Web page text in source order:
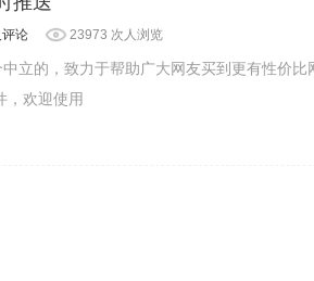
论 23973 次人浏览
中立的，致力于帮助广大网友买到更有性价
，欢迎使用